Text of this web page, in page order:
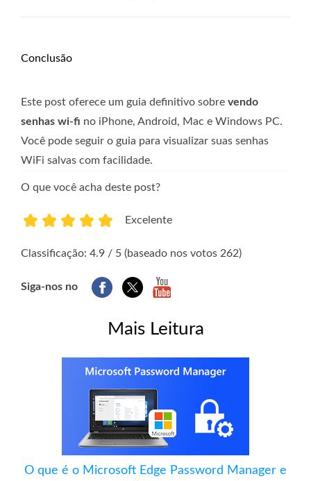
Conclusão
Este post oferece um guia definitivo sobre vendo
senhas wi-fi no iPhone, Android, Mac e Windows PC.
Você pode seguir o guia para visualizar suas senhas
WiFi salvas com facilidade.
O que você acha deste post?
Excelente
Classificação: 4.9 / 5 (baseado nos votos 262)
Siga-nos no
Mais Leitura
O que é o Microsoft Edge Password Manager e